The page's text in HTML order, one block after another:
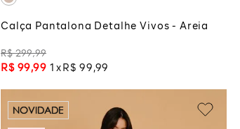
Calça Pantalona Detalhe Vivos - Areia
R$ 299,99
R$ 99,99 1 R$ 99 ,99
NOVIDADE